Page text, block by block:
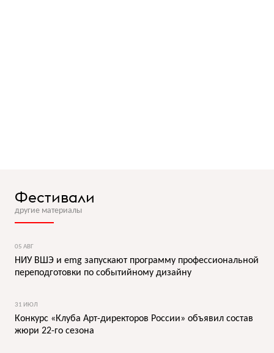
Фестивали
другие материалы
05 АВГ
НИУ ВШЭ и emg запускают программу профессиональной
переподготовки по событийному дизайну
31 ИЮЛ
Конкурс «Клуба Арт-директоров России» объявил состав
жюри 22-го сезона